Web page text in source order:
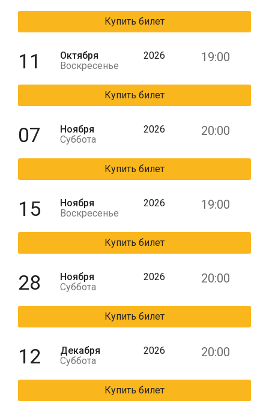
Купить билет
11
Октября
Воскресенье
2026 19:00
Купить билет
07
Ноября
Суббота
2026 20:00
Купить билет
15
Ноября
Воскресенье
2026 19:00
Купить билет
28
Ноября
Суббота
2026 20:00
Купить билет
12
Декабря
Суббота
2026 20:00
Купить билет